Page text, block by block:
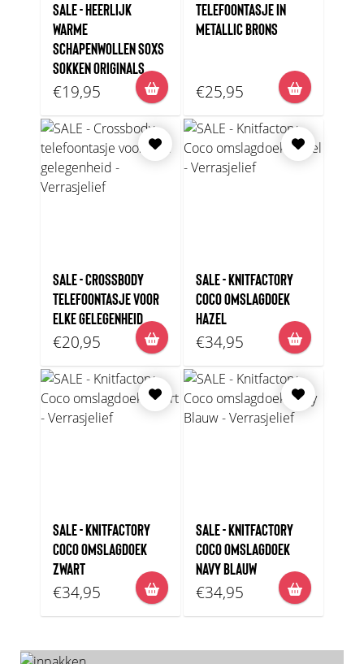
SALE - HEERLIJK
WARME
SCHAPENWOLLEN SOXS
SOKKEN ORIGINALS
€19,95
TELEFOONTASJE IN
METALLIC BRONS
€25,95
SALE - CROSSBODY
TELEFOONTASJE VOOR
ELKE GELEGENHEID
€20,95
SALE - KNITFACTORY
COCO OMSLAGDOEK
HAZEL
€34,95
SALE - KNITFACTORY
COCO OMSLAGDOEK
ZWART
€34,95
SALE - KNITFACTORY
COCO OMSLAGDOEK
NAVY BLAUW
€34,95